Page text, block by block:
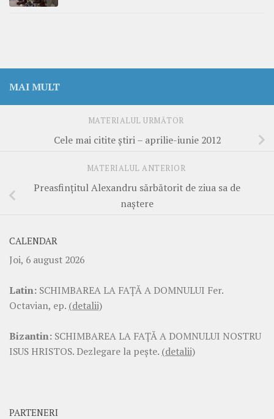
MAI MULT
MATERIALUL URMĂTOR
Cele mai citite ştiri – aprilie-iunie 2012
MATERIALUL ANTERIOR
Preasfinţitul Alexandru sărbătorit de ziua sa de
naştere
CALENDAR
Joi, 6 august 2026
Latin: SCHIMBAREA LA FAŢĂ A DOMNULUI Fer.
Octavian, ep. (detalii)
Bizantin: SCHIMBAREA LA FAŢĂ A DOMNULUI NOSTRU
ISUS HRISTOS. Dezlegare la pește. (detalii)
PARTENERI